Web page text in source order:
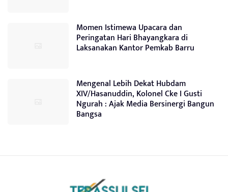
Momen Istimewa Upacara dan
Peringatan Hari Bhayangkara di
Laksanakan Kantor Pemkab Barru
Mengenal Lebih Dekat Hubdam
XIV/Hasanuddin, Kolonel Cke I Gusti
Ngurah : Ajak Media Bersinergi Bangun
Bangsa